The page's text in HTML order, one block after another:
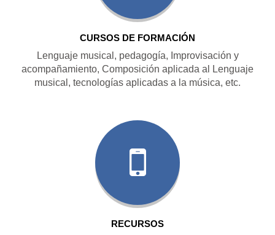
CURSOS DE FORMACIÓN
Lenguaje musical, pedagogía, Improvisación y
acompañamiento, Composición aplicada al Lenguaje
musical, tecnologías aplicadas a la música, etc.
RECURSOS